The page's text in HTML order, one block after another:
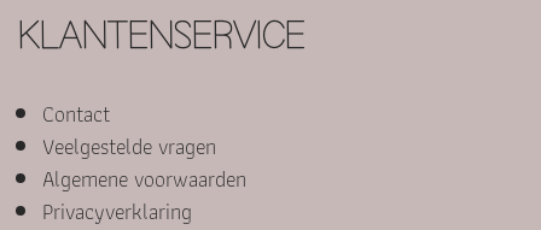
KLANTENSERVICE
Contact
Veelgestelde vragen
Algemene voorwaarden
Privacyverklaring